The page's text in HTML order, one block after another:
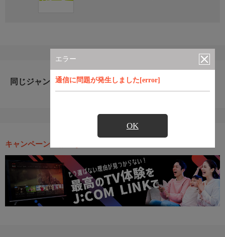
エラー
通信に問題が発生しました[error]
OK
同じジャンルのおすすめ番組
キャンペーン・お得な情報